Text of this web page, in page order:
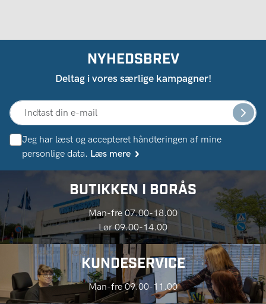
NYHEDSBREV
Deltag i vores særlige kampagner!
Jeg har læst og accepteret håndteringen af ​​mine
personlige data. Læs mere
BUTIKKEN I BORÅS
Man-fre 07.00-18.00
Lør 09.00-14.00
KUNDESERVICE
Man-fre 09.00-11.00